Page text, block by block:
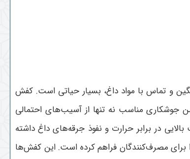
و تماس با مواد داغ، بسیار حیاتی است. کفش
جوشکاری مناسب نه تنها از آسیب‌های احتمالی
در برابر حرارت و نفوذ جرقه‌های داغ داشته
برای مصرف‌کنندگان فراهم کرده است. این کفش‌ها